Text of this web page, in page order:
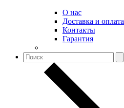
О нас
Доставка и оплата
Контакты
Гарантия